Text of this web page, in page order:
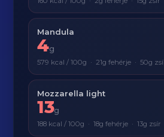
Mandula
4g
579 kcal / 100g · 21g fehérje · 50g
Mozzarella light
13g
188 kcal / 100g · 18g fehérje · 13g zsír